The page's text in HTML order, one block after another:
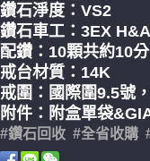
鑽石淨度：VS2
鑽石車工：3EX H&A
配鑽：10顆共約10分
戒台材質：14K
戒圍：國際圍9.5號
附件：附盒單袋
#鑽石回收 #全省收購